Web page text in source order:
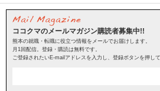
ココクマのメールマガジン購読者募集中!!
熊本の就職・転職に役立つ情報をメールでお届けします。
月1回配信。登録・購読は無料です。
ご登録されたいE-mailアドレスを入力し、登録ボタンを押して